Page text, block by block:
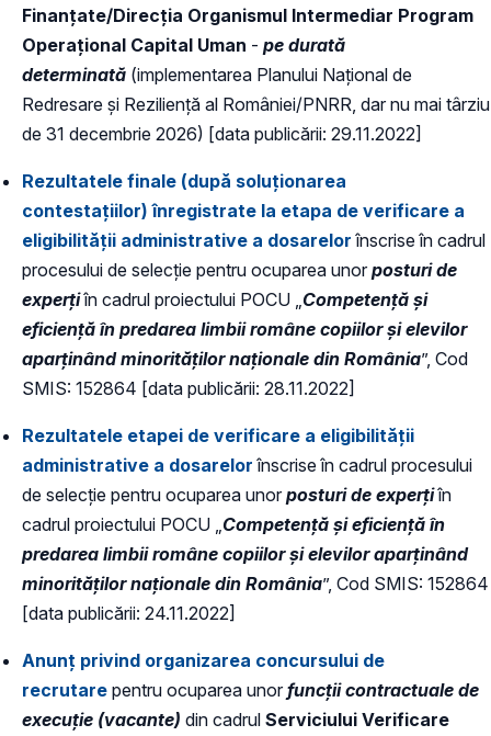
Finanțate/Direcția Organismul Intermediar Program
Operațional Capital Uman - pe durată
determinată (implementarea Planului Naţional de
Redresare şi Rezilienţă al României/PNRR, dar nu mai târziu
de 31 decembrie 2026) [data publicării: 29.11.2022]
Rezultatele finale (după soluționarea
contestațiilor) înregistrate la etapa de verificare a
eligibilității administrative a dosarelor înscrise în cadrul
procesului de selecție pentru ocuparea unor posturi de
experțiîn cadrul proiectului POCU „ Competență și
eficiență în predarea limbii române copiilor și elevilor
aparținând minorităților naționale din România”, Cod
SMIS: 152864 [data publicării: 28.11.2022]
Rezultatele etapei de verificare a eligibilității
administrative a dosarelor înscrise în cadrul procesului
de selecție pentru ocuparea unor posturi de experțiîn
cadrul proiectului POCU „ Competență și eficiență în
predarea limbii române copiilor și elevilor aparținând
minorităților naționale din România”, Cod SMIS: 152864
[data publicării: 24.11.2022]
Anunț privind organizarea concursului de
recrutare pentru ocuparea unor funcții contractuale de
execuție (vacante) din cadrul Serviciului Verificare